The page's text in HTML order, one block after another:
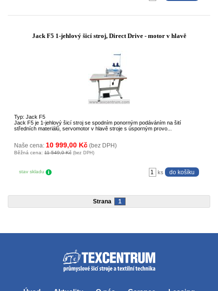
Jack F5 1-jehlový šicí stroj, Direct Drive - motor v hlavě
Typ: Jack F5
Jack F5 je 1-jehlový šicí stroj se spodním ponorným podáváním na šití
středních materiálů, servomotor v hlavě stroje s úsporným provo...
Naše cena: 10 999,00 Kč (bez DPH)
Běžná cena: 11 549,0 Kč (bez DPH)
stav skladu ks
Strana 1